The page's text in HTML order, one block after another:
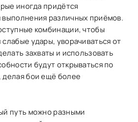
иногда придётся
выполнения различных приёмов.
комбинации, чтобы
удары, уворачиваться от
захваты и использовать
будут открываться по
бои ещё более
путь можно разными